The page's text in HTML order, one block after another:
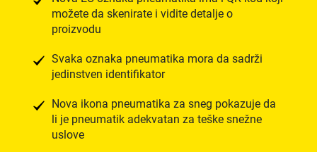
možete da skenirate i vidite detalje o
proizvodu
Svaka oznaka pneumatika mora da sadrži
jedinstven identifikator
Nova ikona pneumatika za sneg pokazuje da
li je pneumatik adekvatan za teške snežne
uslove